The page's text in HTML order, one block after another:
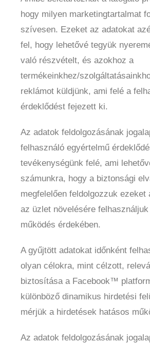
hogy milyen marketingtartalmat
szívesen. Ezeket az adatokat
fel, hogy lehetővé tegyük
való részvételt, és azokhoz a
termékeinkhez/
reklámot küldjünk, ami felé a
érdeklődést fejezett ki.
Az adatok feldolgozásának
felhasználó egyértelmű
tevékenységünk felé, ami
számunkra, hogy a biztonsági
megfelelően feldolgozzuk ezeket
az üzlet növelésére
működés érdekében.
A gyűjtött adatokat időnként
olyan célokra, mint célzott,
biztosítása a Facebook™
különböző dinamikus hirdetési
mérjük a hirdetések hatásos
Az adatok feldolgozásának